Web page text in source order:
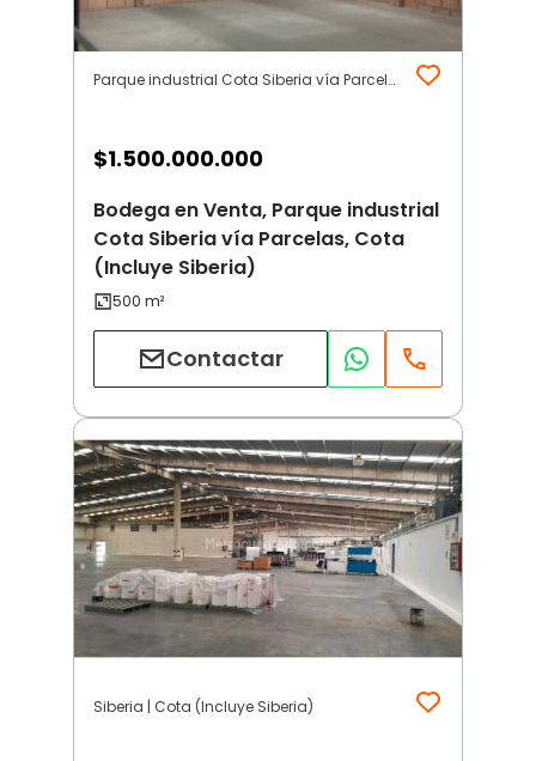
Parque industrial Cota Siberia vía Parcelas | Otros | Cota (Incluye Siberia)
$1.500.000.000
Bodega en Venta, Parque industrial
Cota Siberia vía Parcelas, Cota
(Incluye Siberia)
Contactar
Siberia | Cota (Incluye Siberia)